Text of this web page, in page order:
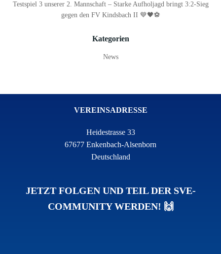
Testspiel 3 unserer 2. Mannschaft – Starke Aufholjagd bringt 3:2-Sieg
gegen den FV Kindsbach II 💙🖤⚽
Kategorien
News
VEREINSADRESSE
Heidestrasse 33
67677 Enkenbach-Alsenborn
Deutschland
JETZT FOLGEN UND TEIL DER SVE-
COMMUNITY WERDEN! 🙌